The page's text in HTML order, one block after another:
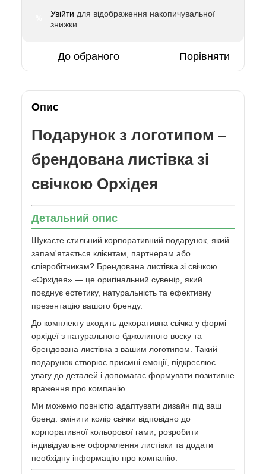
Увійти для відображення накопичувальної
знижки
До обраного Порівняти
Опис
Подарунок з логотипом –
брендована листівка зі
свічкою Орхідея
Детальний опис
Шукаєте стильний корпоративний подарунок, який
запам'ятається клієнтам, партнерам або
співробітникам? Брендована листівка зі свічкою
«Орхідея» — це оригінальний сувенір, який
поєднує естетику, натуральність та ефективну
презентацію вашого бренду.
До комплекту входить декоративна свічка у формі
орхідеї з натурального бджолиного воску та
брендована листівка з вашим логотипом. Такий
подарунок створює приємні емоції, підкреслює
увагу до деталей і допомагає формувати позитивне
враження про компанію.
Ми можемо повністю адаптувати дизайн під ваш
бренд: змінити колір свічки відповідно до
корпоративної кольорової гами, розробити
індивідуальне оформлення листівки та додати
необхідну інформацію про компанію.